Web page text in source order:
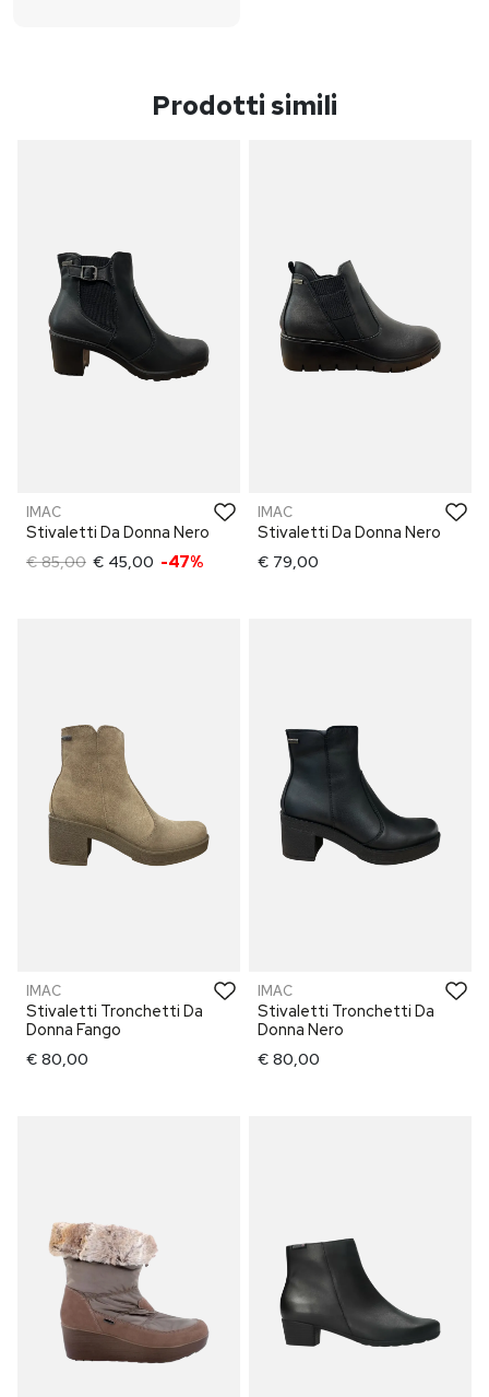
Prodotti simili
IMAC
Stivaletti Da Donna Nero
€ 85,00 € 45,00 -47%
IMAC
Stivaletti Da Donna Nero
€ 79,00
IMAC
Stivaletti Tronchetti Da
Donna Fango
€ 80,00
IMAC
Stivaletti Tronchetti Da
Donna Nero
€ 80,00